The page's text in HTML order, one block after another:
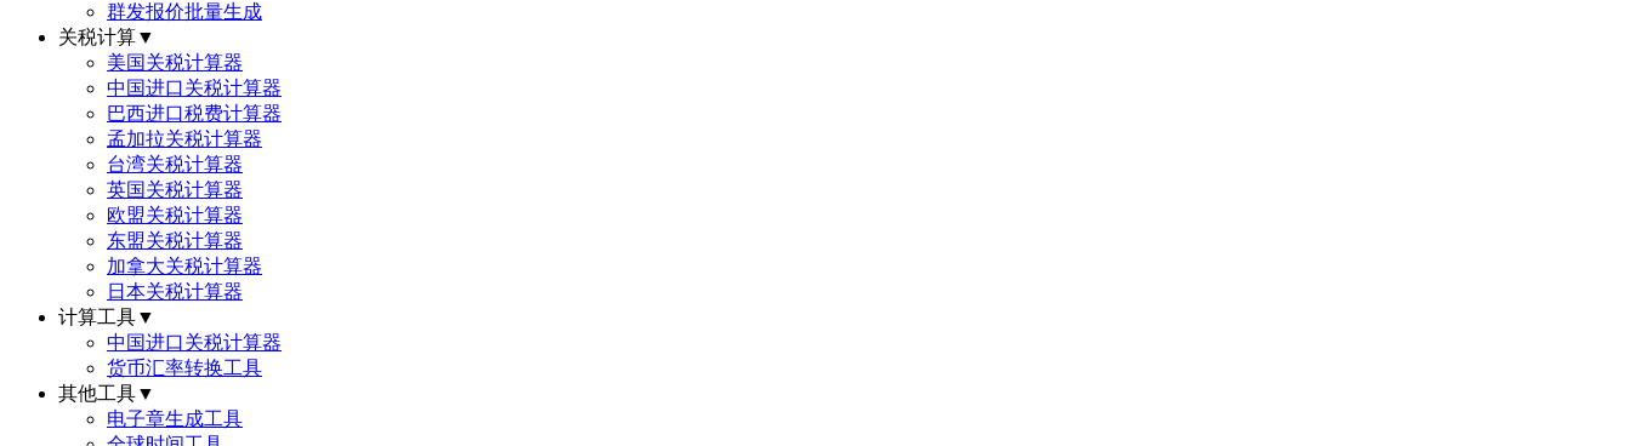
群发报价批量生成
关税计算▼
美国关税计算器
中国进口关税计算器
巴西进口税费计算器
孟加拉关税计算器
台湾关税计算器
英国关税计算器
欧盟关税计算器
东盟关税计算器
加拿大关税计算器
日本关税计算器
计算工具▼
中国进口关税计算器
货币汇率转换工具
其他工具▼
电子章生成工具